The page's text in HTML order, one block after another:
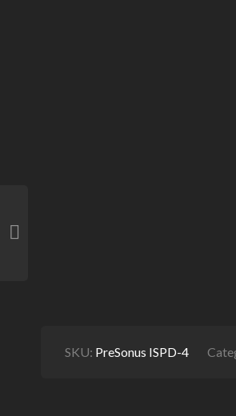
SKU: PreSonus ISPD-4